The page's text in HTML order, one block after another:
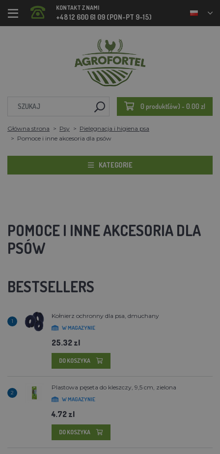
KONTAKT Z NAMI
+48 12 600 61 09 (PON-PT 9-15)
0 produkt(ów) - 0.00 zl
Główna strona Psy
Pielęgnacja i higiena psa
Pomoce i inne akcesoria dla psów
KATEGORIE
POMOCE I INNE AKCESORIA DLA
PSÓW
BESTSELLERS
1
Kołnierz ochronny dla psa, dmuchany
W MAGAZYNIE
25.32 zl
DO KOSZYKA
2
Plastowa pęseta do kleszczy, 9,5 cm, zielona
W MAGAZYNIE
4.72 zl
DO KOSZYKA